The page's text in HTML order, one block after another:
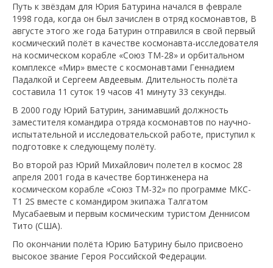
Путь к звёздам для Юрия Батурина начался в феврале
1998 года, когда он был зачислен в отряд космонавтов, В
августе этого же года Батурин отправился в свой первый
космический полёт в качестве космонавта-исследователя
на космическом корабле «Союз ТМ-28» и орбитальном
комплексе «Мир» вместе с космонавтами Геннадием
Падалкой и Сергеем Авдеевым. Длительность полёта
составила 11 суток 19 часов 41 минуту 33 секунды.
В 2000 году Юрий Батурин, занимавший должность
заместителя командира отряда космонавтов по научно-
испытательной и исследовательской работе, приступил к
подготовке к следующему полёту.
Во второй раз Юрий Михайлович полетел в космос 28
апреля 2001 года в качестве бортинженера на
космическом корабле «Союз ТМ-32» по программе МКС-
Т1 2S вместе с командиром экипажа Талгатом
Мусабаевым и первым космическим туристом Деннисом
Тито (США).
По окончании полёта Юрию Батурину было присвоено
высокое звание Героя Российской Федерации.